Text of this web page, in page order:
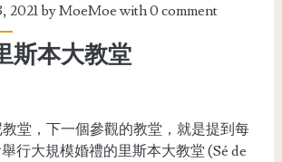
2021 byMoeMoewith0 comment
斯本大教堂
堂，下一個參觀的教堂，就是提到每
行大規模婚禮的里斯本大教堂 (Sé de